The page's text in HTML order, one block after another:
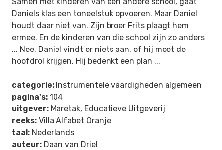
Daniels klas een toneelstuk opvoeren. Maar Daniel
houdt daar niet van. Zijn broer Frits plaagt hem
ermee. En de kinderen van die school zijn zo anders
... Nee, Daniel vindt er niets aan, of hij moet de
hoofdrol krijgen. Hij bedenkt een plan ...
categorie: Instrumentele vaardigheden algemeen
pagina's: 104
uitgever: Maretak, Educatieve Uitgeverij
reeks: Villa Alfabet Oranje
taal: Nederlands
auteur: Daan van Driel